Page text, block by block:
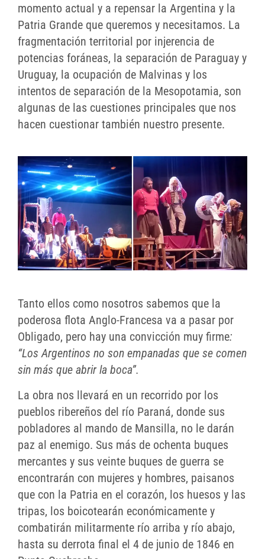
momento actual y a repensar la Argentina y la
Patria Grande que queremos y necesitamos. La
fragmentación territorial por injerencia de
potencias foráneas, la separación de Paraguay y
Uruguay, la ocupación de Malvinas y los
intentos de separación de la Mesopotamia, son
algunas de las cuestiones principales que nos
hacen cuestionar también nuestro presente.
Tanto ellos como nosotros sabemos que la
poderosa flota Anglo-Francesa va a pasar por
Obligado, pero hay una convicción muy firme:
“Los Argentinos no son empanadas que se comen
sin más que abrir la boca”.
La obra nos llevará en un recorrido por los
pueblos ribereños del río Paraná, donde sus
pobladores al mando de Mansilla, no le darán
paz al enemigo. Sus más de ochenta buques
mercantes y sus veinte buques de guerra se
encontrarán con mujeres y hombres, paisanos
que con la Patria en el corazón, los huesos y las
tripas, los boicotearán económicamente y
combatirán militarmente río arriba y río abajo,
hasta su derrota final el 4 de junio de 1846 en